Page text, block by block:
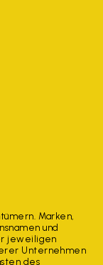
Marken,
und
jeweiligen
Unternehmen
des